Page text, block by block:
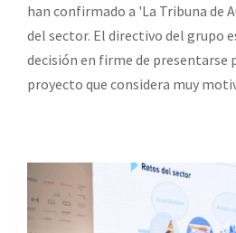
han confirmado a 'La Tribuna de
del sector. El directivo del grupo
decisión en firme de presentarse
proyecto que considera muy